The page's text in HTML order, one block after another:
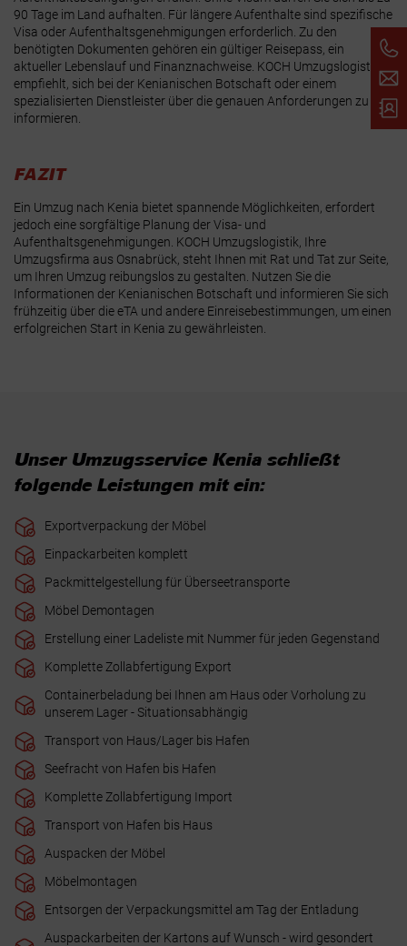
90 Tage im Land aufhalten. Für längere Aufenthalte sind spezifische
Visa oder Aufenthaltsgenehmigungen erforderlich. Zu den
benötigten Dokumenten gehören ein gültiger Reisepass, ein
aktueller Lebenslauf und Finanznachweise. KOCH Umzugslogistik
empfiehlt, sich bei der Kenianischen Botschaft oder einem
spezialisierten Dienstleister über die genauen Anforderungen zu
informieren.
FAZIT
Ein Umzug nach Kenia bietet spannende Möglichkeiten, erfordert
jedoch eine sorgfältige Planung der Visa- und
Aufenthaltsgenehmigungen. KOCH Umzugslogistik, Ihre
Umzugsfirma aus Osnabrück, steht Ihnen mit Rat und Tat zur Seite,
um Ihren Umzug reibungslos zu gestalten. Nutzen Sie die
Informationen der Kenianischen Botschaft und informieren Sie sich
frühzeitig über die eTA und andere Einreisebestimmungen, um einen
erfolgreichen Start in Kenia zu gewährleisten.
Unser Umzugsservice Kenia schließt
folgende Leistungen mit ein:
Exportverpackung der Möbel
Einpackarbeiten komplett
Packmittelgestellung für Überseetransporte
Möbel Demontagen
Erstellung einer Ladeliste mit Nummer für jeden Gegenstand
Komplette Zollabfertigung Export
Containerbeladung bei Ihnen am Haus oder Vorholung zu
unserem Lager - Situationsabhängig
Transport von Haus/Lager bis Hafen
Seefracht von Hafen bis Hafen
Komplette Zollabfertigung Import
Transport von Hafen bis Haus
Auspacken der Möbel
Möbelmontagen
Entsorgen der Verpackungsmittel am Tag der Entladung
Auspackarbeiten der Kartons auf Wunsch - wird gesondert